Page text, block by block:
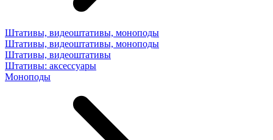
Штативы, видеоштативы, моноподы
Штативы, видеоштативы, моноподы
Штативы, видеоштативы
Штативы: аксессуары
Моноподы